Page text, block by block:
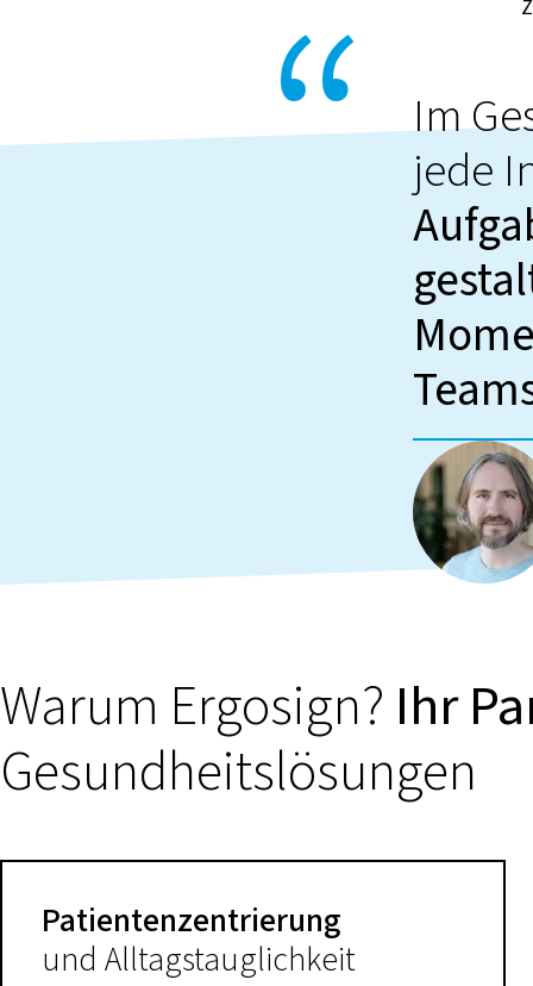
Im
jede
Warum Ergosign? Ihr
Gesundheitslösungen
Patientenzentrierung
und Alltagstauglichkeit